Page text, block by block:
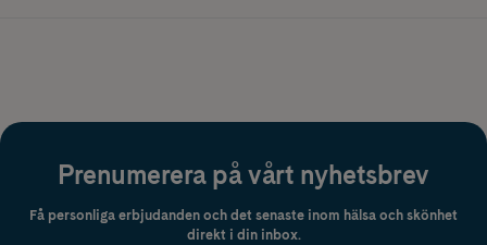
Prenumerera på vårt nyhetsbrev
Få personliga erbjudanden och det senaste inom hälsa och skönhet
direkt i din inbox.